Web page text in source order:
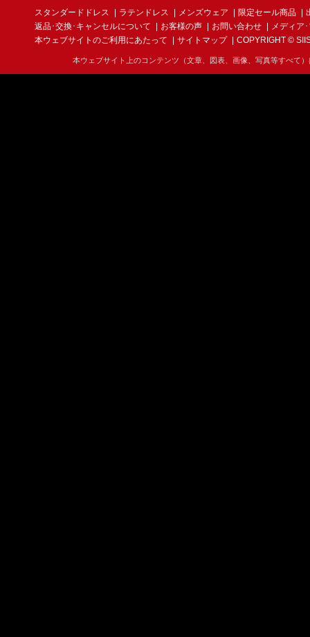
スタンダードドレス ラテンドレス メンズウェア 限定セール商品
返品･交換･キャンセルについて
お客様の声 お問い合わせ
メディア
本ウェブサイトのご利用にあたって
サイトマップ COPYRIGHT ©
本ウェブサイト上のコンテンツ（文章、図表、画像、写真等すべて